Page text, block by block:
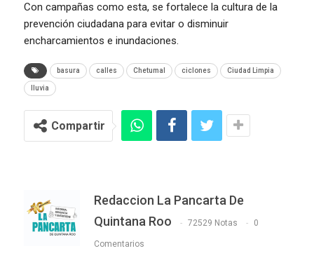
Con campañas como esta, se fortalece la cultura de la
prevención ciudadana para evitar o disminuir
encharcamientos e inundaciones.
basura calles Chetumal ciclones Ciudad Limpia
lluvia
Compartir
Redaccion La Pancarta De
Quintana Roo
72529 Notas 0
Comentarios